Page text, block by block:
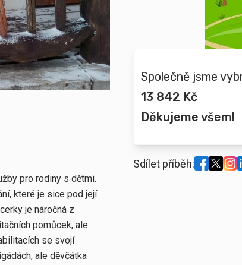
pro rodiny s dětmi.
které je sice pod její
je náročná z
pomůcek, ale
se svojí
ale děvčátka
Společně jsme
13 842 Kč
Děkujeme všem!
Sdílet příběh: